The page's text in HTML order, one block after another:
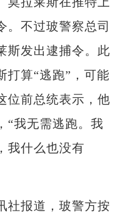
。不过玻警察总司
斯发出逮捕令。此
打算“逃跑”，可能
位前总统表示，他
“我无需逃跑。我
我什么也没有
报道，玻警方按